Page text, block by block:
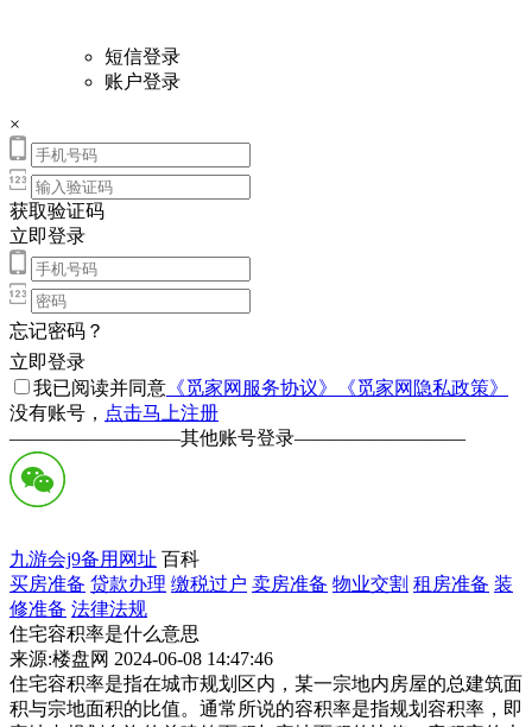
短信登录
账户登录
×
获取验证码
立即登录
忘记密码？
立即登录
我已阅读并同意 《觅家网服务协议》
《觅家网隐私政策》
没有账号， 点击马上注册
—————————其他账号登录—————————
九游会j9备用网址 百科
买房准备 贷款办理 缴税过户 卖房准备 物业交割 租房准备 装
修准备 法律法规
住宅容积率是什么意思
来源:楼盘网 2024-06-08 14:47:46
住宅容积率是指在城市规划区内，某一宗地内房屋的总建筑面
积与宗地面积的比值。通常所说的容积率是指规划容积率，即